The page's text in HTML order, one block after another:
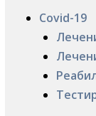
Covid-19